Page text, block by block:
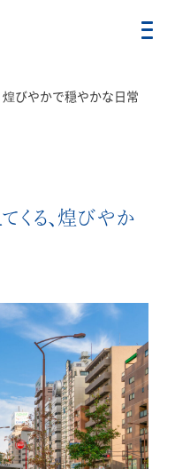
びやかで穏やかな日常
くる、煌びやか